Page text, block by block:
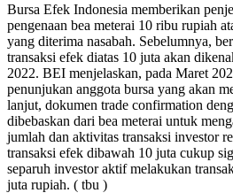
Bursa Efek Indonesia memberikan
pengenaan bea meterai 10 ribu rupiah
yang diterima nasabah. Sebelumnya,
transaksi efek diatas 10 juta akan
2022. BEI menjelaskan, pada Maret
penunjukan anggota bursa yang akan
lanjut, dokumen trade confirmation
dibebaskan dari bea meterai untuk
jumlah dan aktivitas transaksi investor
transaksi efek dibawah 10 juta cukup
separuh investor aktif melakukan
juta rupiah. ( tbu )